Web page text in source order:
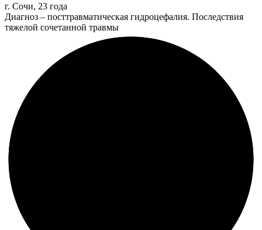
г. Сочи, 23 года
Диагноз – посттравматическая гидроцефалия. Последствия
тяжелой сочетанной травмы